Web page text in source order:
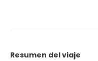
Resumen del viaje